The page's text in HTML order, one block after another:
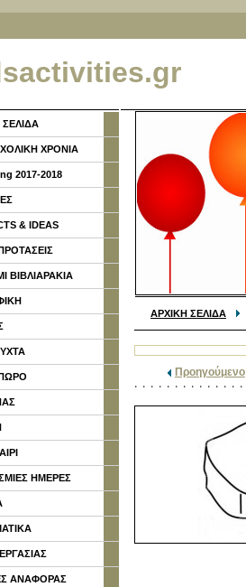
ΑΡΧΙΚΗ ΣΕΛΙΔΑ
Προηγούμενο
ΣΕΛΙΔΑ
ΧΡΟΝΙΑ
2017-2018
& IDEAS
ΒΙΒΛΙΑΡΑΚΙΑ
ΗΜΕΡΕΣ
ΑΝΑΦΟΡΑΣ